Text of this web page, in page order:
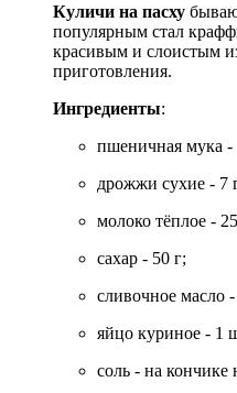
Куличи на пасху
популярным стал
красивым и слоистым
приготовления.
Ингредиенты:
пшеничная мука -
дрожжи сухие - 7
молоко тёплое -
сахар - 50 г;
сливочное масло -
яйцо куриное - 1
соль - на кончике